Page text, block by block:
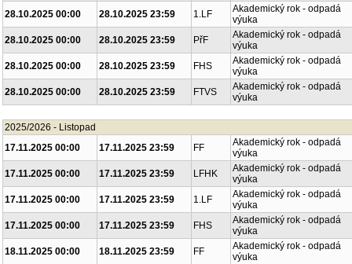
28.10.2025 00:00
28.10.2025 23:59 1.LF
Akademický rok - odpadá
výuka
28.10.2025 00:00
28.10.2025 23:59 PřF
Akademický rok - odpadá
výuka
28.10.2025 00:00
28.10.2025 23:59 FHS
Akademický rok - odpadá
výuka
28.10.2025 00:00
28.10.2025 23:59 FTVS
Akademický rok - odpadá
výuka
2025/2026 - Listopad
17.11.2025 00:00
17.11.2025 23:59 FF
Akademický rok - odpadá
výuka
17.11.2025 00:00
17.11.2025 23:59 LFHK
Akademický rok - odpadá
výuka
17.11.2025 00:00
17.11.2025 23:59 1.LF
Akademický rok - odpadá
výuka
17.11.2025 00:00
17.11.2025 23:59 FHS
Akademický rok - odpadá
výuka
18.11.2025 00:00
18.11.2025 23:59 FF
Akademický rok - odpadá
výuka